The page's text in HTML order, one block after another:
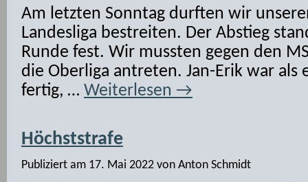
Am letzten Sonntag durften wir
Landesliga bestreiten. Der Abstieg
Runde fest. Wir mussten gegen den
die Oberliga antreten. Jan-Erik war als
fertig, … Weiterlesen →
Höchststrafe
Publiziert am 17. Mai 2022 von Anton Schmidt